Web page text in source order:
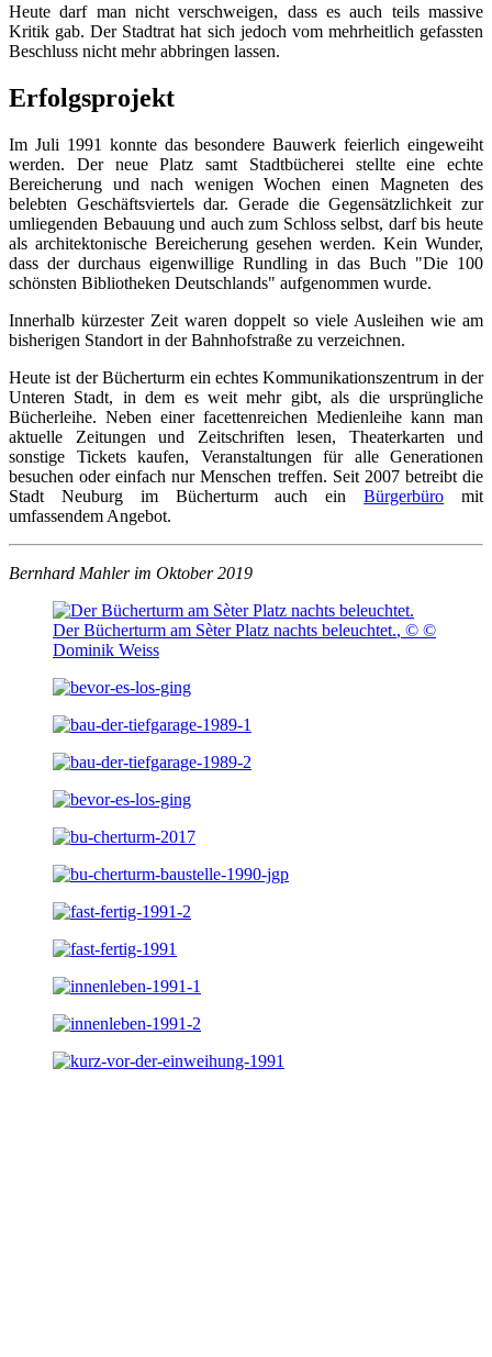
Heute darf man nicht verschweigen, dass es auch teils massive
Kritik gab. Der Stadtrat hat sich jedoch vom mehrheitlich gefassten
Beschluss nicht mehr abbringen lassen.
Erfolgsprojekt
Im Juli 1991 konnte das besondere Bauwerk feierlich eingeweiht
werden. Der neue Platz samt Stadtbücherei stellte eine echte
Bereicherung und nach wenigen Wochen einen Magneten des
belebten Geschäftsviertels dar. Gerade die Gegensätzlichkeit zur
umliegenden Bebauung und auch zum Schloss selbst, darf bis heute
als architektonische Bereicherung gesehen werden. Kein Wunder,
dass der durchaus eigenwillige Rundling in das Buch "Die 100
schönsten Bibliotheken Deutschlands" aufgenommen wurde.
Innerhalb kürzester Zeit waren doppelt so viele Ausleihen wie am
bisherigen Standort in der Bahnhofstraße zu verzeichnen.
Heute ist der Bücherturm ein echtes Kommunikationszentrum in der
Unteren Stadt, in dem es weit mehr gibt, als die ursprüngliche
Bücherleihe. Neben einer facettenreichen Medienleihe kann man
aktuelle Zeitungen und Zeitschriften lesen, Theaterkarten und
sonstige Tickets kaufen, Veranstaltungen für alle Generationen
besuchen oder einfach nur Menschen treffen. Seit 2007 betreibt die
Stadt Neuburg im Bücherturm auch einBürgerbüro mit
umfassendem Angebot.
Bernhard Mahler im Oktober 2019
Der Bücherturm am Sèter Platz nachts beleuchtet., © ©
Dominik Weiss